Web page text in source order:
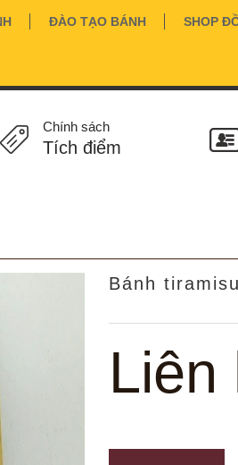
ĐÀO TẠO BÁNH SHOP
Chính sách
Tích điểm
Bánh
Liên